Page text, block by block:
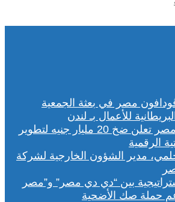
ڤودافون مصر تعلن ضخ 20 مليار جنيه لتطوير
الرقمية
بين “دي دي مصر” و”مصر
حملة صك الأضحية